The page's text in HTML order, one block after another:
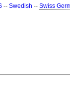
-- Swedish -- Swiss